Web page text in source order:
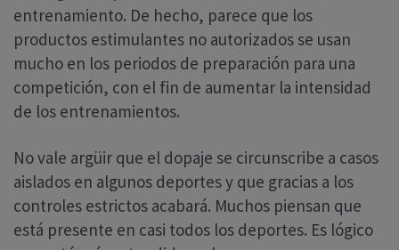
entrenamiento. De hecho, parece que los
productos estimulantes no autorizados se usan
mucho en los periodos de preparación para una
competición, con el fin de aumentar la intensidad
de los entrenamientos.
No vale argüir que el dopaje se circunscribe a casos
aislados en algunos deportes y que gracias a los
controles estrictos acabará. Muchos piensan que
está presente en casi todos los deportes. Es lógico